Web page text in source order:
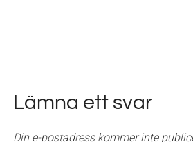
Lämna ett svar
Din e-postadress kommer inte